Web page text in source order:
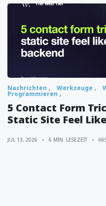
Nachrichten Werkzeuge
Programmieren
5 Contact Form
Static Site Feel
JUL 13, 2026 6 MIN. LESEZEIT